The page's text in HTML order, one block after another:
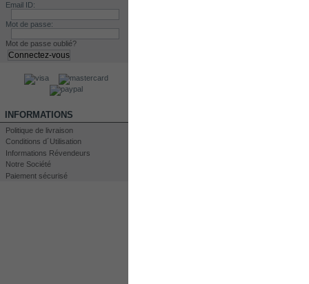
Email ID:
Mot de passe:
Mot de passe oublié?
INFORMATIONS
Politique de livraison
Conditions d´Utilisation
Informations Révendeurs
Notre Société
Paiement sécurisé